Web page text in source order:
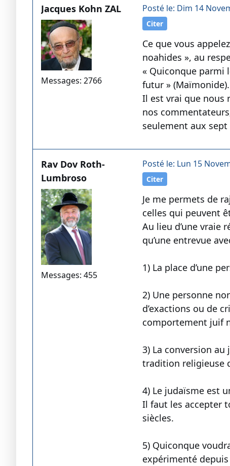
Jacques Kohn ZAL
Messages: 2766
Posté le: Dim 14
Citer
Ce que vous
noahides », au
« Quiconque parmi
futur » (Maïmonide).
Il est vrai que nous
nos
seulement aux
Rav Dov Roth-
Lumbroso
Messages: 455
Posté le: Lun 15
Citer
Je me permets de
celles qui peuvent
Au lieu d’une vraie
qu’une entrevue
1) La place d’une
2) Une personne
d’exactions ou de
comportement juif
3) La conversion
tradition religieuse
4) Le judaïsme est
Il faut les accepter
siècles.
5) Quiconque
expérimenté depuis